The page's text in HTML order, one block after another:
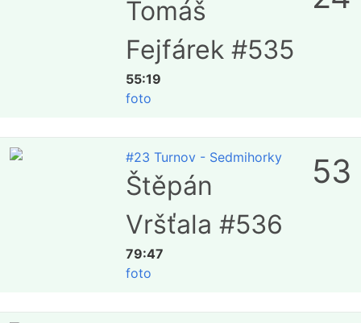
Tomáš
Fejfárek #535
55:19
foto
#23 Turnov - Sedmihorky
Štěpán
Vršťala #536
79:47
foto
53